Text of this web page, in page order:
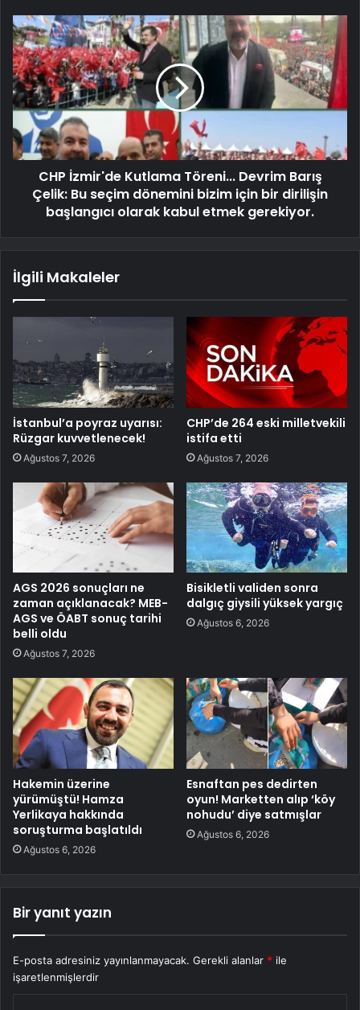
CHP İzmir'de Kutlama Töreni... Devrim Barış
Çelik: Bu seçim dönemini bizim için bir dirilişin
başlangıcı olarak kabul etmek gerekiyor.
İlgili Makaleler
İstanbul’a poyraz uyarısı:
Rüzgar kuvvetlenecek!
Ağustos 7, 2026
CHP’de 264 eski milletvekili
istifa etti
Ağustos 7, 2026
AGS 2026 sonuçları ne
zaman açıklanacak? MEB-
AGS ve ÖABT sonuç tarihi
belli oldu
Ağustos 7, 2026
Bisikletli validen sonra
dalgıç giysili yüksek yargıç
Ağustos 6, 2026
Hakemin üzerine
yürümüştü! Hamza
Yerlikaya hakkında
soruşturma başlatıldı
Ağustos 6, 2026
Esnaftan pes dedirten
oyun! Marketten alıp ‘köy
nohudu’ diye satmışlar
Ağustos 6, 2026
Bir yanıt yazın
E-posta adresiniz yayınlanmayacak. Gerekli alanlar * ile
işaretlenmişlerdir